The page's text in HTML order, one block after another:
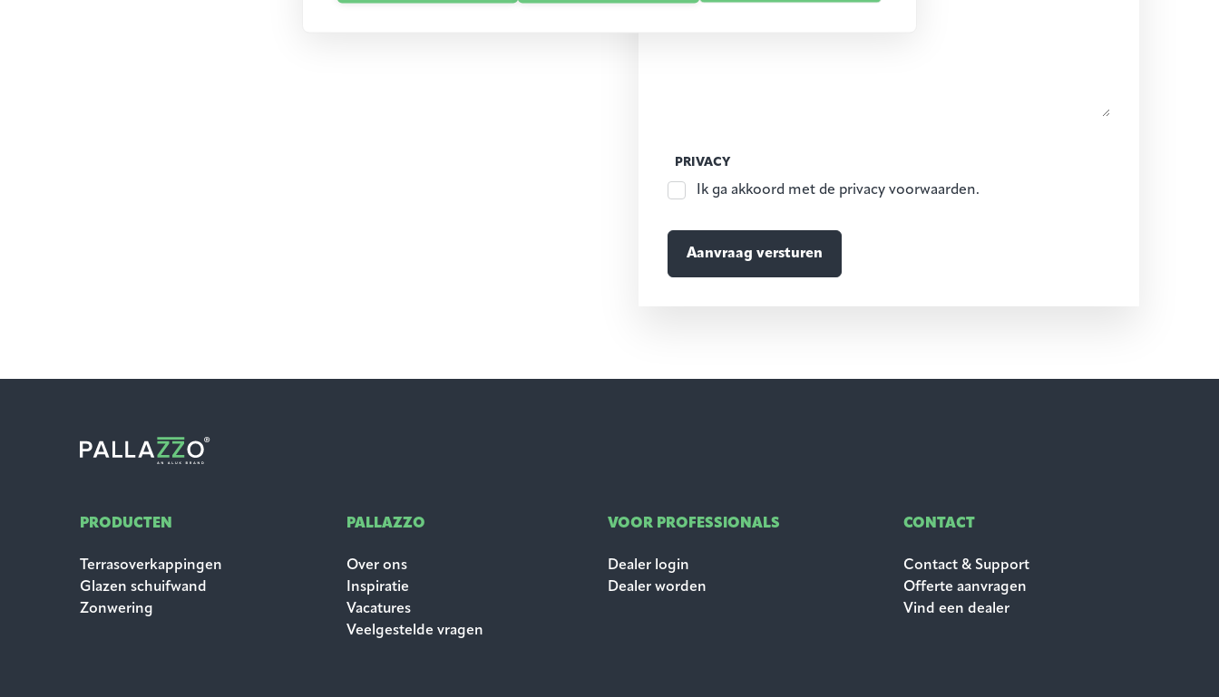
PRIVACY
Ik ga akkoord met de privacy voorwaarden.
PRODUCTEN
Terrasoverkappingen
Glazen schuifwand
Zonwering
PALLAZZO
Over ons
Inspiratie
Vacatures
Veelgestelde vragen
VOOR PROFESSIONALS
Dealer login
Dealer worden
CONTACT
Contact & Support
Offerte aanvragen
Vind een dealer